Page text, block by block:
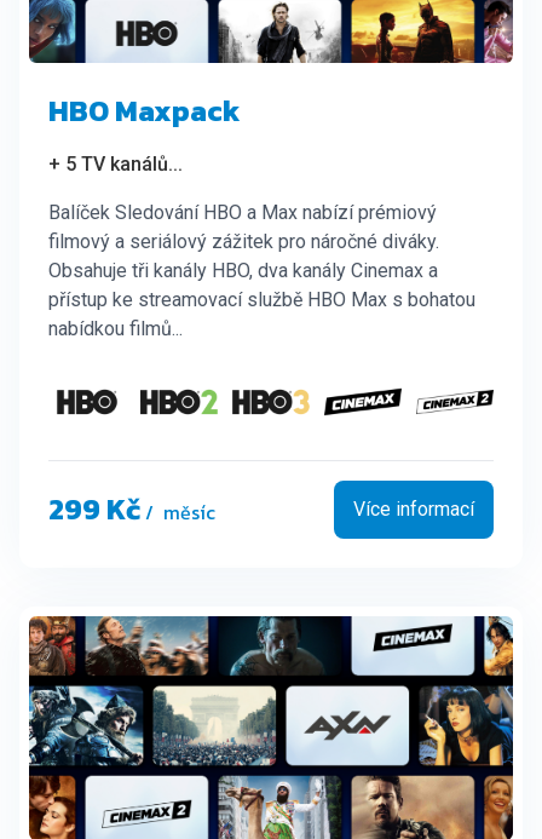
HBO Maxpack
+ 5 TV kanálů...
Balíček Sledování HBO a Max nabízí prémiový
filmový a seriálový zážitek pro náročné diváky.
Obsahuje tři kanály HBO, dva kanály Cinemax a
přístup ke streamovací službě HBO Max s bohatou
nabídkou filmů...
299 Kč/ měsíc Více informací